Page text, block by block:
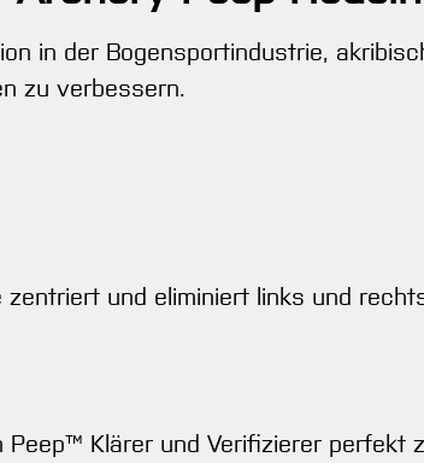
in der Bogensportindustrie,
zu verbessern.
und eliminiert links und
Klärer und Verifizierer